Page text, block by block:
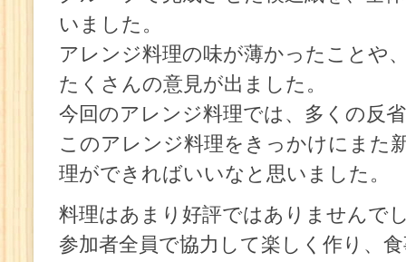
いました。
アレンジ料理の味が薄かったことや
たくさんの意見が出ました。
今回のアレンジ料理では、多くの反
このアレンジ料理をきっかけにまた
理ができればいいなと思いました。
料理はあまり好評ではありませんで
参加者全員で協力して楽しく作り、